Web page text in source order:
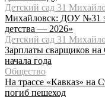
Детский сад 31
Михайловск: ДОУ №31
детства — 2026»
Детский сад 31
Зарплаты сварщиков на
начала года
Общество
На трассе «Кавказ» на
погиб пешеход